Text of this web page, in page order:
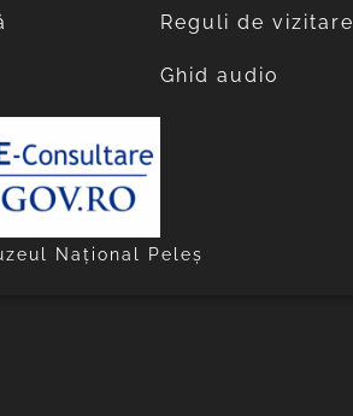
Reguli de vizitare
Ghid audio
Național Peleș